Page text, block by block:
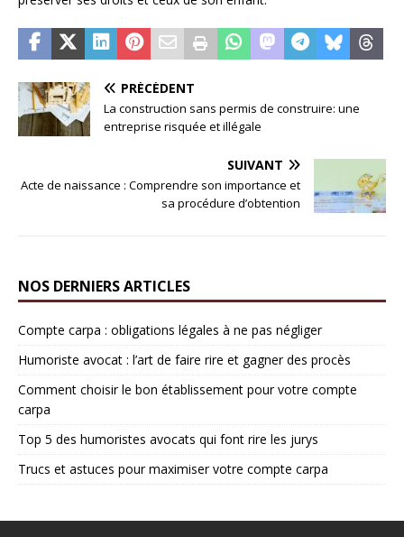
PRÉCÉDENT
La construction sans permis de construire: une
entreprise risquée et illégale
SUIVANT
Acte de naissance : Comprendre son importance et
sa procédure d’obtention
NOS DERNIERS ARTICLES
Compte carpa : obligations légales à ne pas négliger
Humoriste avocat : l’art de faire rire et gagner des procès
Comment choisir le bon établissement pour votre compte
carpa
Top 5 des humoristes avocats qui font rire les jurys
Trucs et astuces pour maximiser votre compte carpa